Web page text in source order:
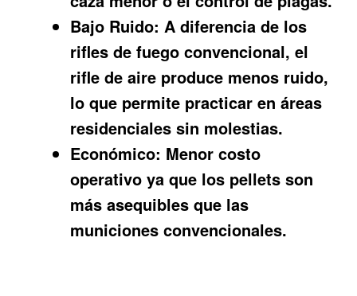
Bajo Ruido: A diferencia de los
rifles de fuego convencional, el
rifle de aire produce menos ruido,
lo que permite practicar en áreas
residenciales sin molestias.
Económico: Menor costo
operativo ya que los pellets son
más asequibles que las
municiones convencionales.